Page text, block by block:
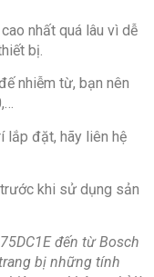
nhất quá lâu vì dễ
bị.
nhiễm từ, bạn nên
lắp đặt, hãy liên hệ
khi sử dụng sản
đến từ Bosch
bị những tính